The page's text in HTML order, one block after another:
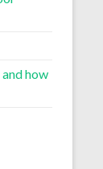
how